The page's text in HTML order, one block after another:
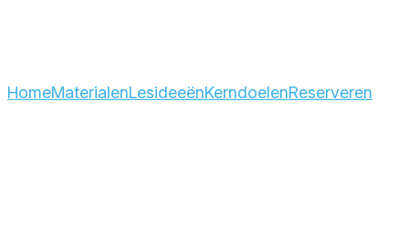
HomeMaterialenLesideeënKerndoelenReserveren